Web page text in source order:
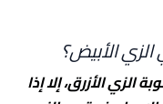
الأبيض؟
الأزرق، إلا إذا